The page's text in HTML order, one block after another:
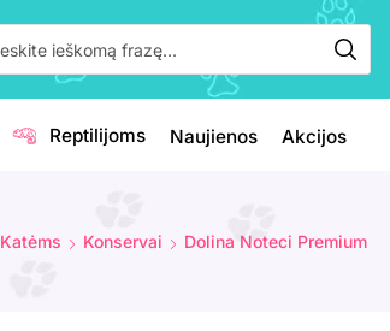
Reptilijoms Naujienos Akcijos
Katėms Konservai Dolina Noteci Premium